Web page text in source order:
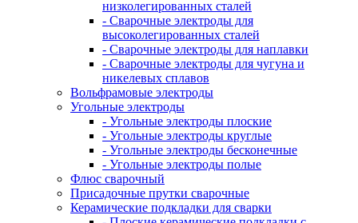
низколегированных сталей
- Сварочные электроды для
высоколегированных сталей
- Сварочные электроды для наплавки
- Сварочные электроды для чугуна и
никелевых сплавов
Вольфрамовые электроды
Угольные электроды
- Угольные электроды плоские
- Угольные электроды круглые
- Угольные электроды бесконечные
- Угольные электроды полые
Флюс сварочный
Присадочные прутки сварочные
Керамические подкладки для сварки